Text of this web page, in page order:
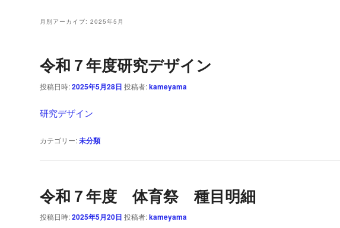
月別アーカイブ: 2025年5月
令和７年度研究デザイン
投稿日時:2025年5月28日 投稿者:kameyama
研究デザイン
カテゴリー:未分類
令和７年度 体育祭 種目明細
投稿日時:2025年5月20日 投稿者:kameyama